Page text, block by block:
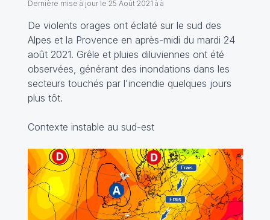
Dernière mise à jour le 25 Août 2021 à à
De violents orages ont éclaté sur le sud des
Alpes et la Provence en après-midi du mardi 24
août 2021. Grêle et pluies diluviennes ont été
observées, générant des inondations dans les
secteurs touchés par l'incendie quelques jours
plus tôt.
Contexte instable au sud-est